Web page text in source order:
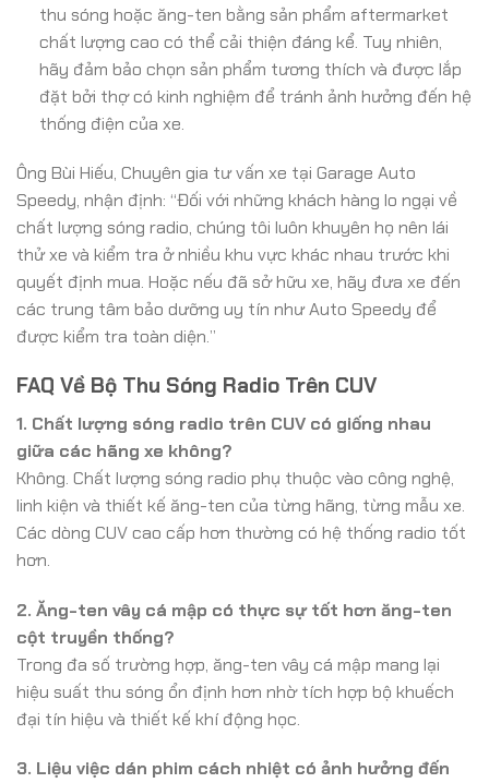
thu sóng hoặc ăng-ten bằng sản phẩm aftermarket
chất lượng cao có thể cải thiện đáng kể. Tuy nhiên,
hãy đảm bảo chọn sản phẩm tương thích và được lắp
đặt bởi thợ có kinh nghiệm để tránh ảnh hưởng đến hệ
thống điện của xe.
Ông Bùi Hiếu, Chuyên gia tư vấn xe tại Garage Auto
Speedy, nhận định: “Đối với những khách hàng lo ngại về
chất lượng sóng radio, chúng tôi luôn khuyên họ nên lái
thử xe và kiểm tra ở nhiều khu vực khác nhau trước khi
quyết định mua. Hoặc nếu đã sở hữu xe, hãy đưa xe đến
các trung tâm bảo dưỡng uy tín như Auto Speedy để
được kiểm tra toàn diện.”
FAQ Về Bộ Thu Sóng Radio Trên CUV
1. Chất lượng sóng radio trên CUV có giống nhau
giữa các hãng xe không?
Không. Chất lượng sóng radio phụ thuộc vào công nghệ,
linh kiện và thiết kế ăng-ten của từng hãng, từng mẫu xe.
Các dòng CUV cao cấp hơn thường có hệ thống radio tốt
hơn.
2. Ăng-ten vây cá mập có thực sự tốt hơn ăng-ten
cột truyền thống?
Trong đa số trường hợp, ăng-ten vây cá mập mang lại
hiệu suất thu sóng ổn định hơn nhờ tích hợp bộ khuếch
đại tín hiệu và thiết kế khí động học.
3. Liệu việc dán phim cách nhiệt có ảnh hưởng đến